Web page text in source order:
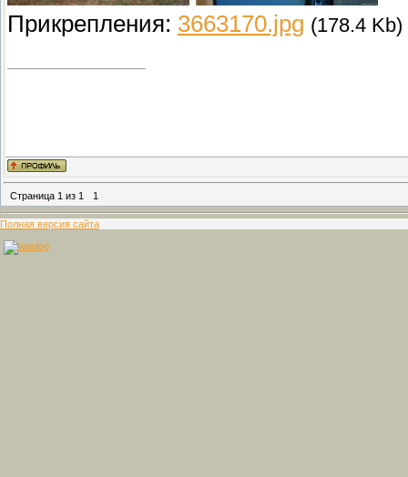
Прикрепления: 3663170.jpg (178.4 Kb)
Страница 1 из 1 1
Полная версия сайта